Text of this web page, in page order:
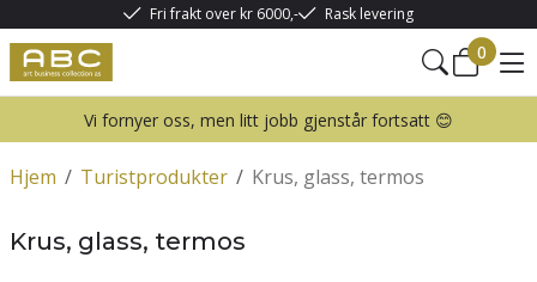
Fri frakt over kr 6000,- Rask levering
0
Vi fornyer oss, men litt jobb gjenstår fortsatt 😊
/
Hjem /
Turistprodukter Krus, glass, termos
Krus, glass, termos